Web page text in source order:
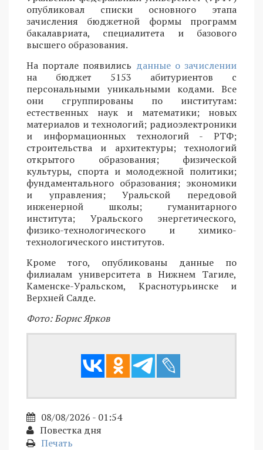
опубликовал списки основного этапа
зачисления бюджетной формы программ
бакалавриата, специалитета и базового
высшего образования.
На портале появились данные о зачислении
на бюджет 5153 абитуриентов с
персональными уникальными кодами. Все
они сгруппированы по институтам:
естественных наук и математики; новых
материалов и технологий; радиоэлектроники
и информационных технологий - РТФ;
строительства и архитектуры; технологий
открытого образования; физической
культуры, спорта и молодежной политики;
фундаментального образования; экономики
и управления; Уральской передовой
инженерной школы; гуманитарного
института; Уральского энергетического,
физико-технологического и химико-
технологического институтов.
Кроме того, опубликованы данные по
филиалам университета в Нижнем Тагиле,
Каменске-Уральском, Краснотурьинске и
Верхней Салде.
Фото: Борис Ярков
08/08/2026 - 01:54
Повестка дня
Печать